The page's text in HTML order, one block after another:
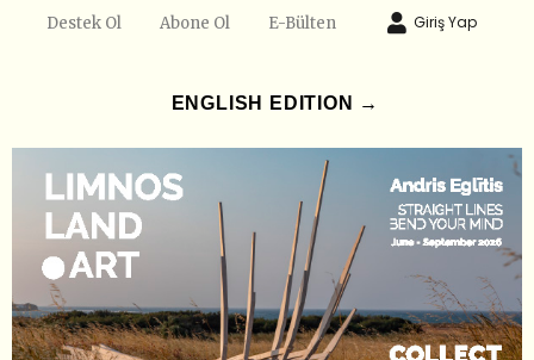
Destek Ol Abone Ol E-Bülten Giriş Yap
ENGLISH EDITION →